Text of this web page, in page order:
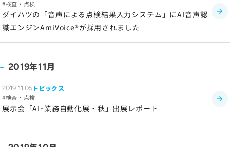
検査・点検
ダイハツの「音声による点検結果入力システム」にAI音声認
識エンジンAmiVoice®が採用されました
2019年11月
2019.11.05 トピックス
検査・点検
展示会「AI･業務自動化展・秋」出展レポート